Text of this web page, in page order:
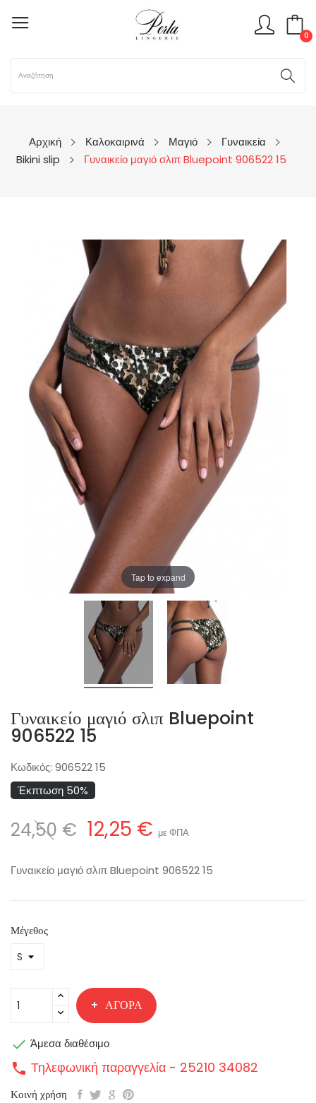
0
Αρχική Καλοκαιρινά Μαγιό
Γυναικεία
Bikini slip
Γυναικείο μαγιό σλιπ Bluepoint 906522 15
Tap to expand
Γυναικείο μαγιό σλιπ Bluepoint
906522 15
Κωδικός: 906522 15
Έκπτωση 50%
24,50 € 12,25 € με ΦΠΑ
Γυναικείο μαγιό σλιπ Bluepoint 906522 15
Μέγεθος
ΑΓΟΡΆ
 Άμεσα διαθέσιμο
call Τηλεφωνική παραγγελία - 25210 34082
Κοινή χρήση